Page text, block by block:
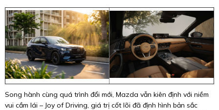
Song hành cùng quá trình đổi mới, Mazda vẫn kiên định với niềm
vui cầm lái – Joy of Driving, giá trị cốt lõi đã định hình bản sắc